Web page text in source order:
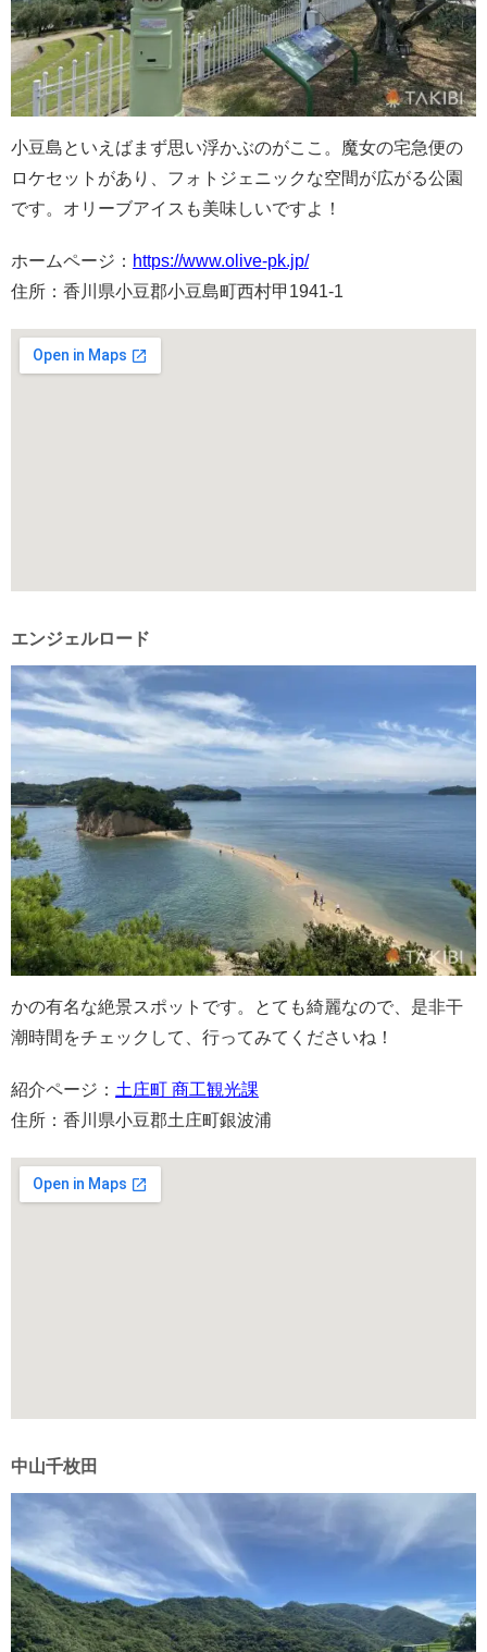
小豆島といえばまず思い浮かぶのがここ。魔女の宅急便の
ロケセットがあり、フォトジェニックな空間が広がる公園
です。オリーブアイスも美味しいですよ！
ホームページ： https://www.olive-pk.jp/
住所：香川県小豆郡小豆島町西村甲1941-1
エンジェルロード
かの有名な絶景スポットです。とても綺麗なので、是非干
潮時間をチェックして、行ってみてくださいね！
紹介ページ： 土庄町 商工観光課
住所：香川県小豆郡土庄町銀波浦
中山千枚田